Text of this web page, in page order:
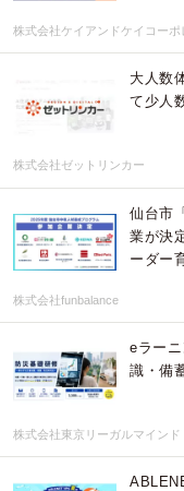
株式会社ケイアンドケイコーポ
大人数
て少人
株式会社ゼットリンカー
仙台市
業が決
ーダー
株式会社funbalance
eラー
識・備
株式会社東京リーガルマインド